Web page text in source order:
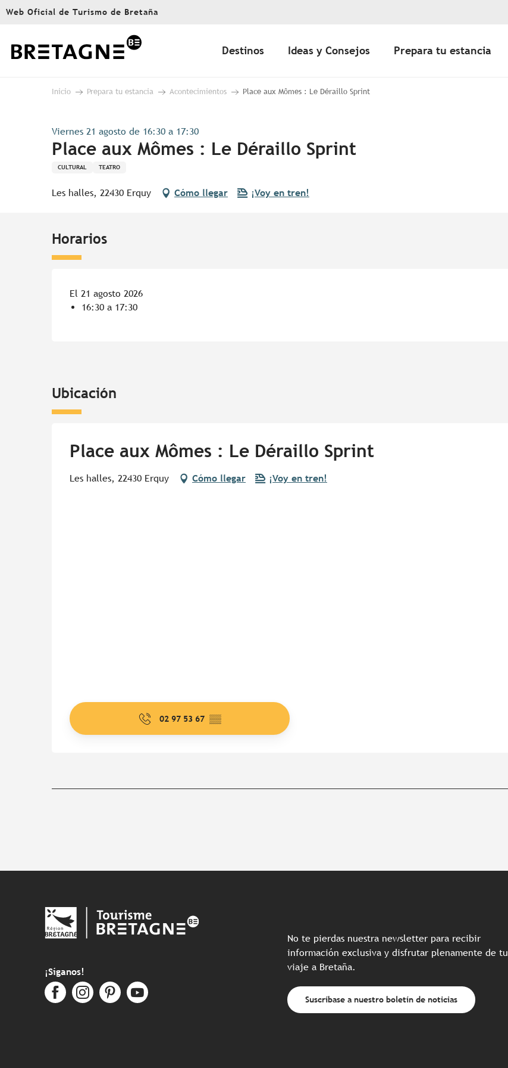
Aller
principal
Web Oficial de Turismo de Bretaña
Destinos Ideas y Consejos Prepara tu estancia
Inicio Prepara tu estancia Acontecimientos Place aux Mômes : Le Déraillo Sprint
Viernes 21 agosto de 16:30 a 17:30
Place aux Mômes : Le Déraillo Sprint
CULTURAL TEATRO
Les halles, 22430 Erquy Cómo llegar ¡Voy en tren!
Horarios
El 21 agosto 2026
16:30 a 17:30
Ubicación
Place aux Mômes : Le Déraillo Sprint
Les halles, 22430 Erquy Cómo llegar ¡Voy en tren!
02 97 53 67 ▒▒
¡Síganos!
No te pierdas nuestra newsletter para recibir
información exclusiva y disfrutar plenamente de tu
viaje a Bretaña.
Suscríbase a nuestro boletín de noticias